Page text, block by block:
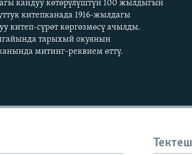
кандуу көтөрүлүштүн 100 жылдыгын
китепканада 1916-жылдагы
китеп-сүрөт көргөзмөсү ачылды.
тарыхый окуянын
митинг-реквием өттү.
Тектеш